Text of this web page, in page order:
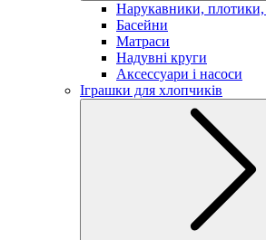
Нарукавники, плотики,
Басейни
Матраси
Надувні круги
Аксессуари і насоси
Іграшки для хлопчиків